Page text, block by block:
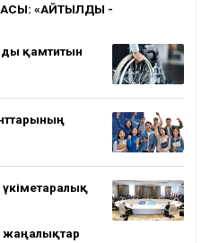
«АЙТЫЛДЫ -
қамтитын